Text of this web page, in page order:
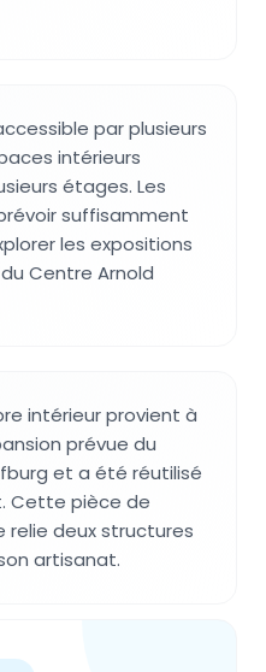
par plusieurs
intérieurs
étages. Les
suffisamment
les expositions
Centre Arnold
intérieur provient à
prévue du
et a été réutilisé
Cette pièce de
relie deux structures
artisanat.